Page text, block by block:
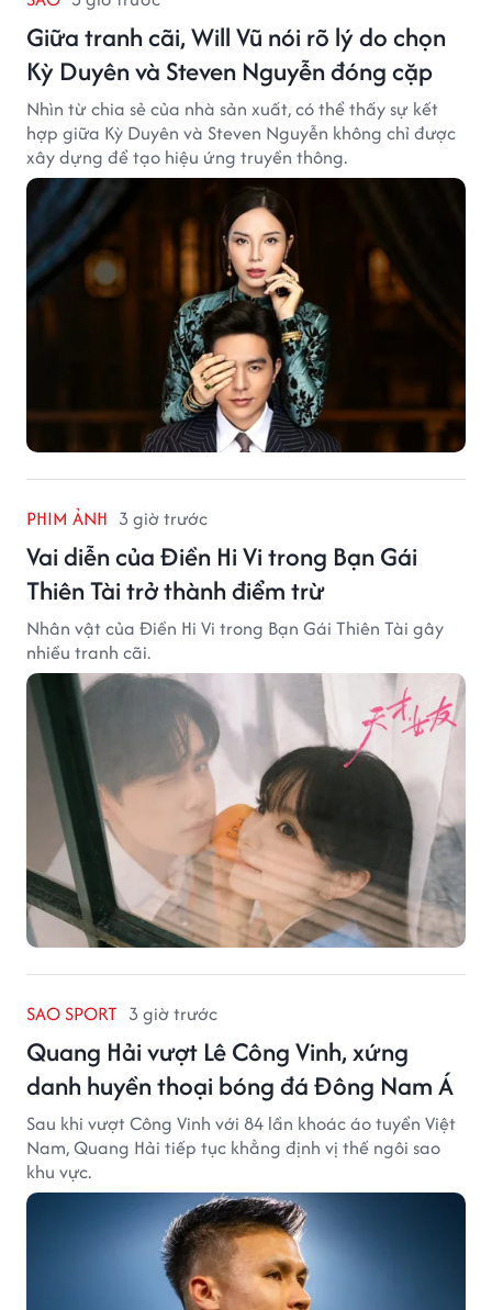
Giữa tranh cãi, Will Vũ nói rõ lý do chọn
Kỳ Duyên và Steven Nguyễn đóng cặp
Nhìn từ chia sẻ của nhà sản xuất, có thể thấy sự kết
hợp giữa Kỳ Duyên và Steven Nguyễn không chỉ được
xây dựng để tạo hiệu ứng truyền thông.
PHIM ẢNH 3 giờ trước
Vai diễn của Điền Hi Vi trong Bạn Gái
Thiên Tài trở thành điểm trừ
Nhân vật của Điền Hi Vi trong Bạn Gái Thiên Tài gây
nhiều tranh cãi.
SAO SPORT 3 giờ trước
Quang Hải vượt Lê Công Vinh, xứng
danh huyền thoại bóng đá Đông Nam Á
Sau khi vượt Công Vinh với 84 lần khoác áo tuyển Việt
Nam, Quang Hải tiếp tục khẳng định vị thế ngôi sao
khu vực.